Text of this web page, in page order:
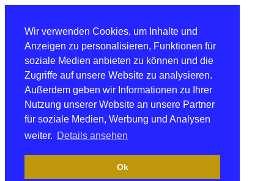
Wir verwenden Cookies, um Inhalte und
Anzeigen zu personalisieren, Funktionen für
soziale Medien anbieten zu können und die
Zugriffe auf unsere Website zu analysieren.
Außerdem geben wir Informationen zu Ihrer
Nutzung unserer Website an unsere Partner
für soziale Medien, Werbung und Analysen
weiter. Details ansehen
Ok